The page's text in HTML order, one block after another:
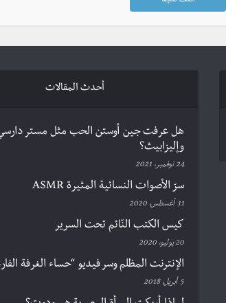
أحدث المقالات
هل عرفت جين أوستن الحب مثل مستر
وإليزابيث؟
24 نوفمبر، 2021
سرّ الأصوات النسائية المثيرة ASMR
11 أغسطس، 2020
كيس الكتب النّائم تحت السرير
20 يوليو، 2020
الإنترنت المظلم وسر فيديو “حساء الغرفة
5 أبريل، 2018